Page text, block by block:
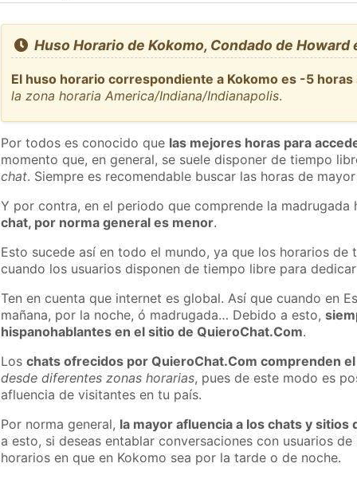
Huso Horario de Kokomo, Condado de Howard
El huso horario correspondiente a Kokomo es -5 horas
la zona horaria America/Indiana/Indianapolis.
Por todos es conocido que las mejores horas para
momento que, en general, se suele disponer de tiempo
chat. Siempre es recomendable buscar las horas de
Y por contra, en el periodo que comprende la
chat, por norma general es menor.
Esto sucede así en todo el mundo, ya que los horarios
cuando los usuarios disponen de tiempo libre para
Ten en cuenta que internet es global. Así que cuando en
mañana, por la noche, ó madrugada… Debido a esto,
hispanohablantes en el sitio de QuieroChat.Com.
Loschats ofrecidos por QuieroChat.Com comprenden
desde diferentes zonas horarias, pues de este modo es
afluencia de visitantes en tu país.
Por norma general, la mayor afluencia a los chats y
a esto, si deseas entablar conversaciones con usuarios
horarios en que en Kokomo sea por la tarde o de noche.